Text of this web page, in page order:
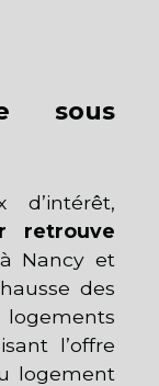
sous
retrouve
Nancy et
des
l’offre
logement